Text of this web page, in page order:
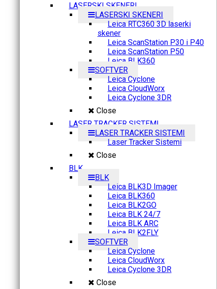
LASERSKI SKENERI
LASERSKI SKENERI
Leica RTC360 3D laserki
skener
Leica ScanStation P30 i P40
Leica ScanStation P50
Leica BLK360
SOFTVER
Leica Cyclone
Leica CloudWorx
Leica Cyclone 3DR
Close
LASER TRACKER SISTEMI
LASER TRACKER SISTEMI
Laser Tracker Sistemi
Close
BLK
BLK
Leica BLK3D Imager
Leica BLK360
Leica BLK2GO
Leica BLK 24/7
Leica BLK ARC
Leica BLK2FLY
SOFTVER
Leica Cyclone
Leica CloudWorx
Leica Cyclone 3DR
Close